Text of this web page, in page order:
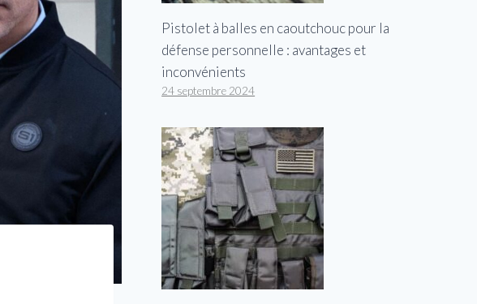
Pistolet à balles en caoutchouc pour la
défense personnelle : avantages et
inconvénients
24 septembre 2024